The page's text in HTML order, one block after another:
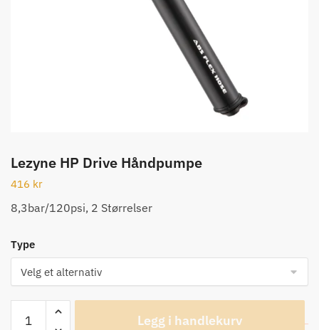
Lezyne HP Drive Håndpumpe
416 kr
8,3bar/120psi, 2 Størrelser
Type
Legg i handlekurv